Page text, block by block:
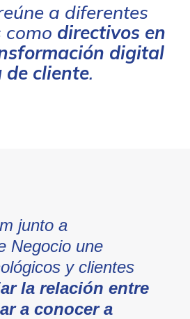
a diferentes
como directivos en
digital
de cliente.
junto a
Negocio une
y clientes
la relación entre
a conocer a